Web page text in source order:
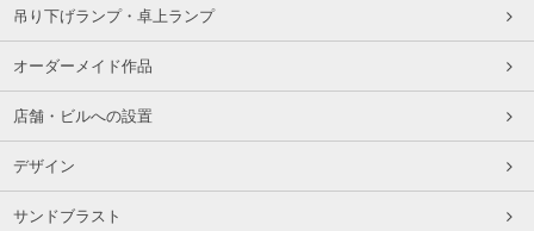
吊り下げランプ・卓上ランプ
オーダーメイド作品
店舗・ビルへの設置
デザイン
サンドブラスト